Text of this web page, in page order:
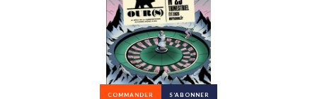
COMMANDER S’ABONNER